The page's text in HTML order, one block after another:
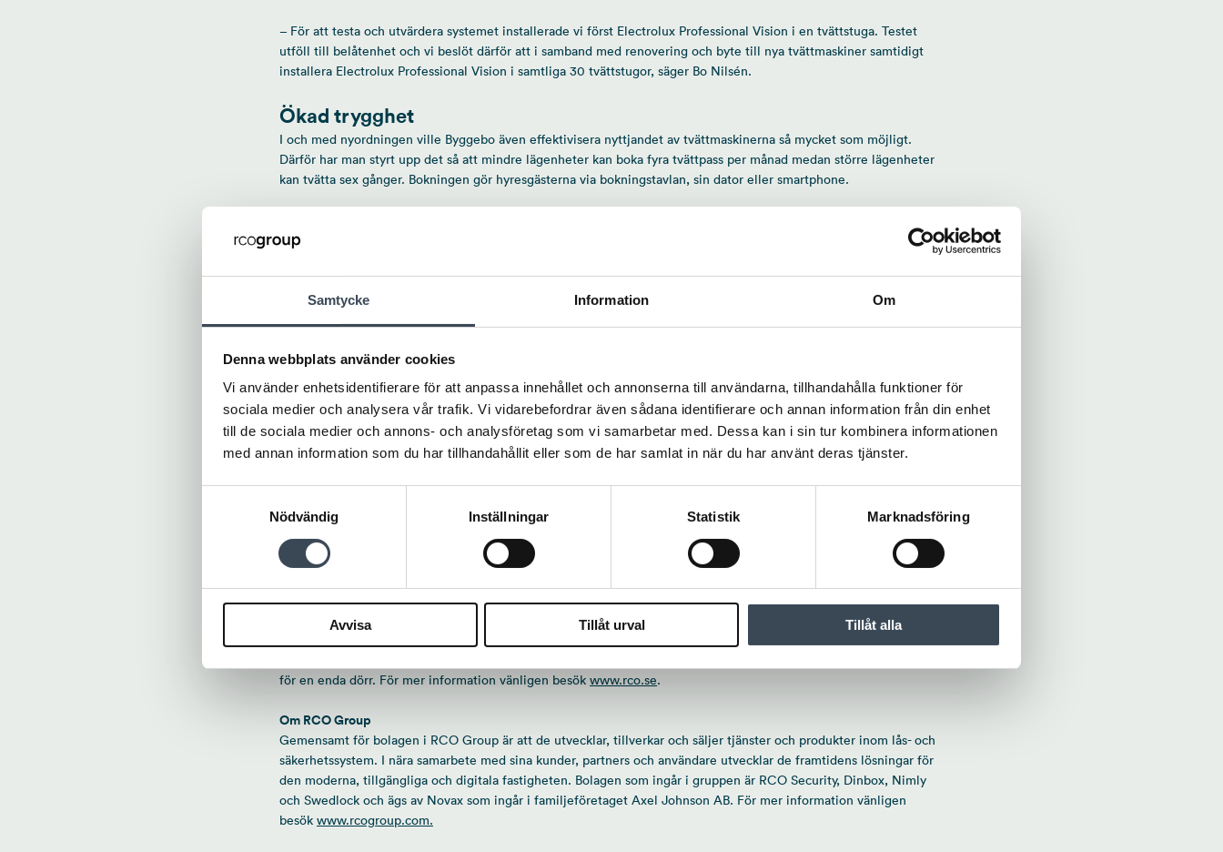
Samtycke Information Om
Denna webbplats använder cookies
Vi använder enhetsidentifierare för att anpassa innehållet och annonserna till användarna, tillhandahålla funktioner för
sociala medier och analysera vår trafik. Vi vidarebefordrar även sådana identifierare och annan information från din enhet
till de sociala medier och annons- och analysföretag som vi samarbetar med. Dessa kan i sin tur kombinera informationen
med annan information som du har tillhandahållit eller som de har samlat in när du har använt deras tjänster.
Nödvändig
Inställningar Statistik Marknadsföring
Avvisa Tillåt urval Tillåt alla
– För att testa och utvärdera systemet installerade vi först Electrolux Professional Vision i en tvättstuga. Testet
utföll till belåtenhet och vi beslöt därför att i samband med renovering och byte till nya tvättmaskiner samtidigt
installera Electrolux Professional Vision i samtliga 30 tvättstugor, säger Bo Nilsén.
Ökad trygghet
I och med nyordningen ville Byggebo även effektivisera nyttjandet av tvättmaskinerna så mycket som möjligt.
Därför har man styrt upp det så att mindre lägenheter kan boka fyra tvättpass per månad medan större lägenheter
kan tvätta sex gånger. Bokningen gör hyresgästerna via bokningstavlan, sin dator eller smartphone.
med resultatet. Nu har vi full kontroll och vet att det endast är behöriga som tvättar.
Samtidigt upplever hyresgästerna att miljön i tvättstugan blivit tryggare. Nu är man säker på att ingen annan kan
komma in i tvättstugan under ens tvättid och slipper onödiga konfrontationer med grannar. Dessutom tycker
– För vår del lyckades vi i och med denna effektivisering minska våra kostnader. Vi minskade maskinparken, från
90 till 30 tvättmaskiner, vilket innebar minskade inköpskostnader och framtida servicekostnader. Den styrda
tidsbokningen har också den effekten att det blivit snyggare och bättre ordning i tvättstugorna. Hyresgästerna bryr
sig mer nu. Färre maskiner och ett effektivare nyttjande innebär också lägre kostnader för el och vatten vilket är
bra både för miljön och vår ekonomi. Sammantaget så har det här varit en mycket bra investering för Byggebo och
vi räknar med att kunna räkna hem den på fem till sex år, säger Bo Nilsén.
effektiviserar och sparar pengar. På Byggebo är man så nöjda med den här lösningen att vi nu även installerat
ytterligare ett antal Electrolux Professional Vision i ett annat bostadsområde, avslutar Peter Jansson.
Om RCO Security
RCO Security utvecklar, tillverkar och säljer tjänster och produkter inom passersystem och larmsystem. Här jobbar
man nära kunden för att förstå behoven och tillsammans utveckla rätt system. Från stora integrerade
för en enda dörr. För mer information vänligen besök www.rco.se.
Om RCO Group
Gemensamt för bolagen i RCO Group är att de utvecklar, tillverkar och säljer tjänster och produkter inom lås- och
säkerhetssystem. I nära samarbete med sina kunder, partners och användare utvecklar de framtidens lösningar för
den moderna, tillgängliga och digitala fastigheten. Bolagen som ingår i gruppen är RCO Security, Dinbox, Nimly
och Swedlock och ägs av Novax som ingår i familjeföretaget Axel Johnson AB. För mer information vänligen
besök www.rcogroup.com.